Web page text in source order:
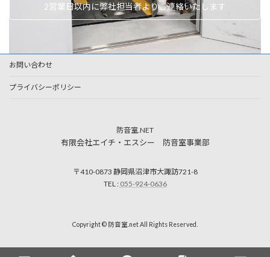
2営業日以内に弊社担当者よりご連絡いたします
お問い合わせ
プライバシーポリシー
防音室.NET
有限会社エイチ・エスシー 防音室事業部
〒410-0873 静岡県沼津市大諏訪721-8
TEL : 055-924-0636
Copyright © 防音室.net All Rights Reserved.